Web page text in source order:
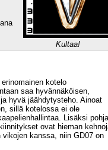
Kultaa!
kotelo
saa hyvännäköisen,
hyvä jäähdytysteho. Ainoat
sillä kotelossa ei ole
Lisäksi
ovat hieman
kanssa, niin GD07 on